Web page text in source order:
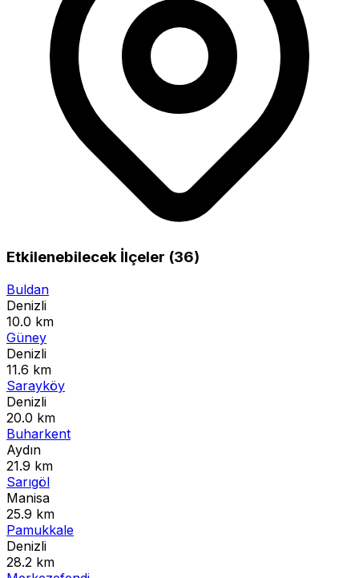
Etkilenebilecek İlçeler (36)
Buldan
Denizli
10.0 km
Güney
Denizli
11.6 km
Sarayköy
Denizli
20.0 km
Buharkent
Aydın
21.9 km
Sarıgöl
Manisa
25.9 km
Pamukkale
Denizli
28.2 km